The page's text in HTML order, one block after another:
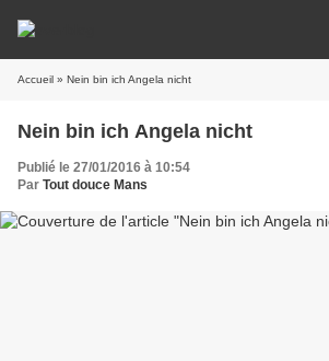
Accueil » Nein bin ich Angela nicht
Nein bin ich Angela nicht
Publié le 27/01/2016 à 10:54
Par Tout douce Mans